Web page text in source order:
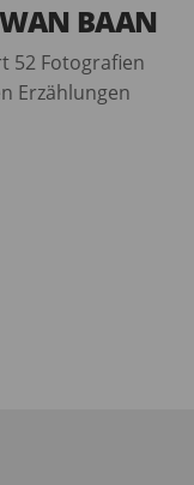
BAAN
52 Fotografien
Erzählungen